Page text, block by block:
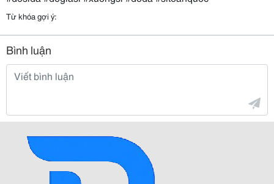
Từ khóa gợi ý:
Bình luận